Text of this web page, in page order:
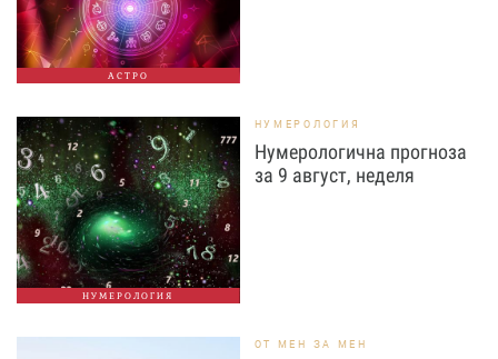
АСТРО
НУМЕРОЛОГИЯ
НУМЕРОЛОГИЯ
Нумерологична прогноза
за 9 август, неделя
ОТ МЕН ЗА МЕН